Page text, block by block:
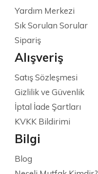
Yardım Merkezi
Sık Sorulan Sorular
Sipariş
Alışveriş
Satış Sözleşmesi
Gizlilik ve Güvenlik
İptal İade Şartları
KVKK Bildirimi
Bilgi
Blog